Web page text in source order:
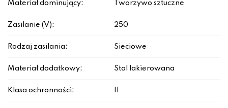
Materiał dominujący: Tworzywo sztuczne
Zasilanie (V): 250
Rodzaj zasilania: Sieciowe
Materiał dodatkowy: Stal lakierowana
Klasa ochronności: